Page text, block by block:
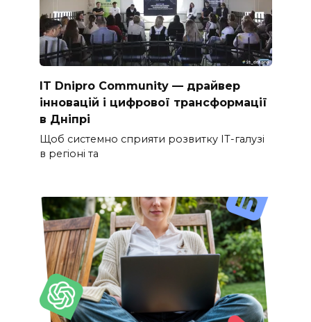
IT Dnipro Community — драйвер
інновацій і цифрової трансформації
в Дніпрі
Щоб системно сприяти розвитку ІТ-галузі
в регіоні та